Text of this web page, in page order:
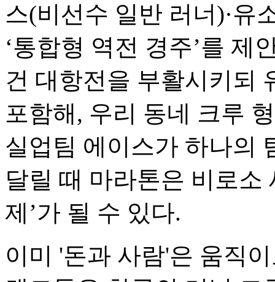
스(비선수 일반 러너)·유
‘통합형 역전 경주’를 제
건 대항전을 부활시키되
포함해, 우리 동네 크루
실업팀 에이스가 하나의
달릴 때 마라톤은 비로소
제’가 될 수 있다.
이미 '돈과 사람'은 움직